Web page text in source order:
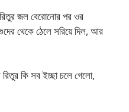
-রিতুর জল বেরোনোর পর ওর
থেকে ঠেলে সরিয়ে দিল, আর
কি সব ইচ্ছা চলে গেলো,